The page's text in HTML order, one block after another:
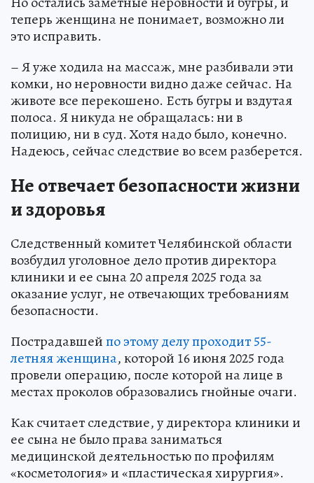
теперь женщина не понимает, возможно ли
это исправить.
– Я уже ходила на массаж, мне разбивали эти
комки, но неровности видно даже сейчас. На
животе все перекошено. Есть бугры и вздутая
полоса. Я никуда не обращалась: ни в
полицию, ни в суд. Хотя надо было, конечно.
Надеюсь, сейчас следствие во всем разберется.
Не отвечает безопасности жизни
и здоровья
Следственный комитет Челябинской области
возбудил уголовное дело против директора
клиники и ее сына 20 апреля 2025 года за
оказание услуг, не отвечающих требованиям
безопасности.
Пострадавшейпо этому делу проходит 55-
летняя женщина, которой 16 июня 2025 года
провели операцию, после которой на лице в
местах проколов образовались гнойные очаги.
Как считает следствие, у директора клиники и
ее сына не было права заниматься
медицинской деятельностью по профилям
«косметология» и «пластическая хирургия».